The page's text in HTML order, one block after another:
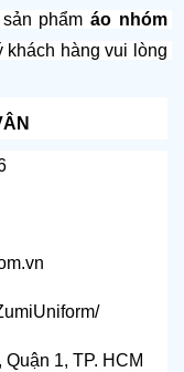
sản phẩm áo nhóm
khách hàng vui lòng
1, TP. HCM